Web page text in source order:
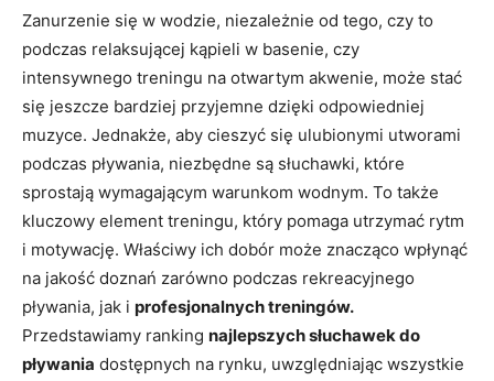
Zanurzenie się w wodzie, niezależnie od tego, czy to
podczas relaksującej kąpieli w basenie, czy
intensywnego treningu na otwartym akwenie, może stać
się jeszcze bardziej przyjemne dzięki odpowiedniej
muzyce. Jednakże, aby cieszyć się ulubionymi utworami
podczas pływania, niezbędne są słuchawki, które
sprostają wymagającym warunkom wodnym. To także
kluczowy element treningu, który pomaga utrzymać rytm
i motywację. Właściwy ich dobór może znacząco wpłynąć
na jakość doznań zarówno podczas rekreacyjnego
pływania, jak i profesjonalnych treningów.
Przedstawiamy ranking najlepszych słuchawek do
pływania dostępnych na rynku, uwzględniając wszystkie